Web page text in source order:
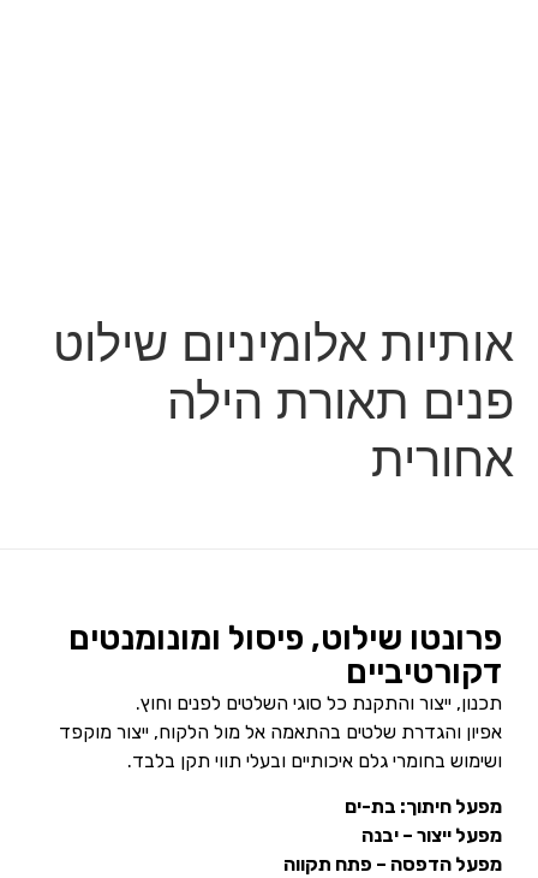
אותיות אלומיניום שילוט
פנים תאורת הילה
אחורית
פרונטו שילוט, פיסול ומונומנטים
דקורטיביים
תכנון, ייצור והתקנת כל סוגי השלטים לפנים וחוץ.
אפיון והגדרת שלטים בהתאמה אל מול הלקוח, ייצור מוקפד
ושימוש בחומרי גלם איכותיים ובעלי תווי תקן בלבד.
מפעל חיתוך: בת-ים
מפעל ייצור – יבנה
מפעל הדפסה – פתח תקווה